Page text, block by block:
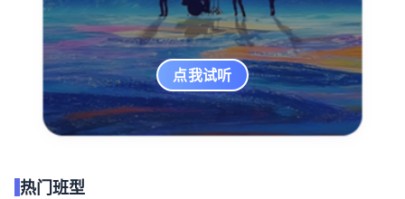
点我试听
热门班型